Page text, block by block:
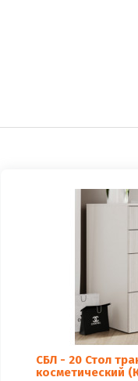
СБЛ - 20 Стол
косметический